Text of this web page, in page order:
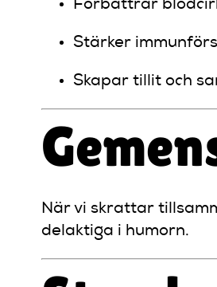
Förbättrar
Stärker
Skapar tillit och
När vi skrattar
delaktiga i humorn.